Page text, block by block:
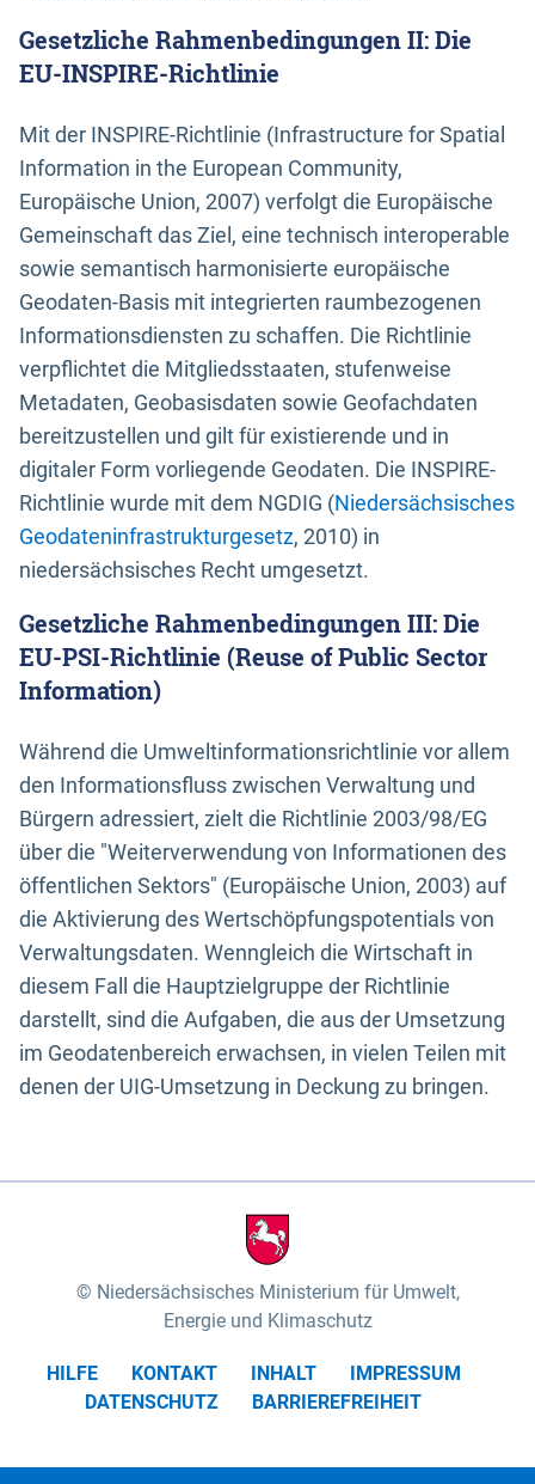
Gesetzliche Rahmenbedingungen II: Die
EU-INSPIRE-Richtlinie
Mit der INSPIRE-Richtlinie (Infrastructure for Spatial
Information in the European Community,
Europäische Union, 2007) verfolgt die Europäische
Gemeinschaft das Ziel, eine technisch interoperable
sowie semantisch harmonisierte europäische
Geodaten-Basis mit integrierten raumbezogenen
Informationsdiensten zu schaffen. Die Richtlinie
verpflichtet die Mitgliedsstaaten, stufenweise
Metadaten, Geobasisdaten sowie Geofachdaten
bereitzustellen und gilt für existierende und in
digitaler Form vorliegende Geodaten. Die INSPIRE-
Richtlinie wurde mit dem NGDIG (Niedersächsisches
Geodateninfrastrukturgesetz, 2010) in
niedersächsisches Recht umgesetzt.
Gesetzliche Rahmenbedingungen III: Die
EU-PSI-Richtlinie (Reuse of Public Sector
Information)
Während die Umweltinformationsrichtlinie vor allem
den Informationsfluss zwischen Verwaltung und
Bürgern adressiert, zielt die Richtlinie 2003/98/EG
über die "Weiterverwendung von Informationen des
öffentlichen Sektors" (Europäische Union, 2003) auf
die Aktivierung des Wertschöpfungspotentials von
Verwaltungsdaten. Wenngleich die Wirtschaft in
diesem Fall die Hauptzielgruppe der Richtlinie
darstellt, sind die Aufgaben, die aus der Umsetzung
im Geodatenbereich erwachsen, in vielen Teilen mit
denen der UIG-Umsetzung in Deckung zu bringen.
Niedersächsisches Ministerium für Umwelt,
Energie und Klimaschutz
HILFE KONTAKT INHALT
IMPRESSUM
DATENSCHUTZ
BARRIEREFREIHEIT